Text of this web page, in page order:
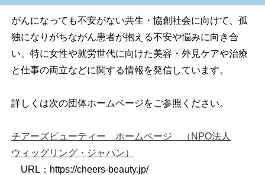
がんになっても不安がない共生・協創社会に向けて、孤
独になりがちながん患者が抱える不安や悩みに向き合
い、特に女性や就労世代に向けた美容・外見ケアや治療
と仕事の両立などに関する情報を発信しています。
詳しくは次の団体ホームページをご参照ください。
チアーズビューティー ホームページ （NPO法人
ウィッグリング・ジャパン）
URL：https://cheers-beauty.jp/